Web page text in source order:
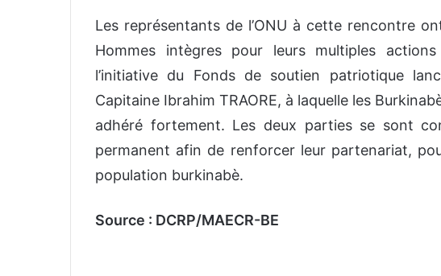
Les représentants de l’ONU à cette rencontre
Hommes intègres pour leurs multiples
l’initiative du Fonds de soutien patriotique
Capitaine Ibrahim TRAORE, à laquelle les
adhéré fortement. Les deux parties se sont
permanent afin de renforcer leur partenariat,
population burkinabè.
Source : DCRP/MAECR-BE